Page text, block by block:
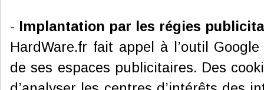
- Implantation par les régies
HardWare.fr fait appel à l’outil
de ses espaces publicitaires. Des